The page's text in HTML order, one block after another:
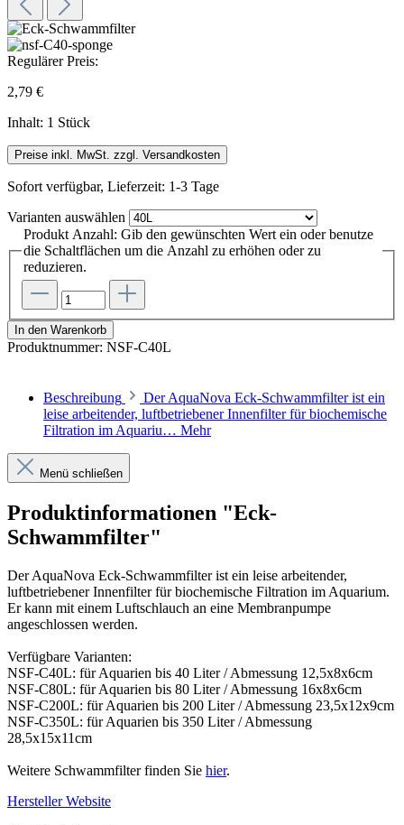
Regulärer Preis:
2,79 €
Inhalt: 1 Stück
Preise inkl. MwSt. zzgl. Versandkosten
Sofort verfügbar, Lieferzeit: 1-3 Tage
Varianten auswählen
Produkt Anzahl: Gib den gewünschten Wert ein oder benutze
die Schaltflächen um die Anzahl zu erhöhen oder zu
reduzieren.
In den Warenkorb
Produktnummer: NSF-C40L
Beschreibung
Der AquaNova Eck-Schwammfilter ist ein
leise arbeitender, luftbetriebener Innenfilter für biochemische
Filtration im Aquariu… Mehr
Menü schließen
Produktinformationen "Eck-
Schwammfilter"
Der AquaNova Eck-Schwammfilter ist ein leise arbeitender,
luftbetriebener Innenfilter für biochemische Filtration im Aquarium.
Er kann mit einem Luftschlauch an eine Membranpumpe
angeschlossen werden.
Verfügbare Varianten:
NSF-C40L: für Aquarien bis 40 Liter / Abmessung 12,5x8x6cm
NSF-C80L: für Aquarien bis 80 Liter / Abmessung 16x8x6cm
NSF-C200L: für Aquarien bis 200 Liter / Abmessung 23,5x12x9cm
NSF-C350L: für Aquarien bis 350 Liter / Abmessung
28,5x15x11cm
Weitere Schwammfilter finden Sie hier.
Hersteller Website